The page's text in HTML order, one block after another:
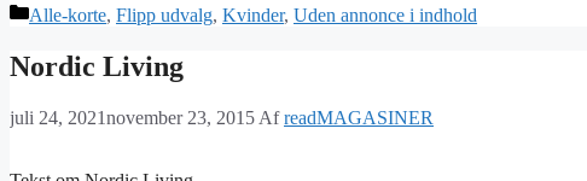
Kategorier
Alle-korte, Flipp udvalg, Kvinder, Uden annonce i indhold
Nordic Living
juli 24, 2021november 23, 2015 AfreadMAGASINER